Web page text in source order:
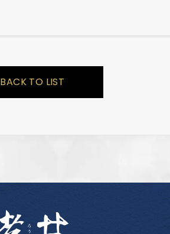
BACK TO LIST